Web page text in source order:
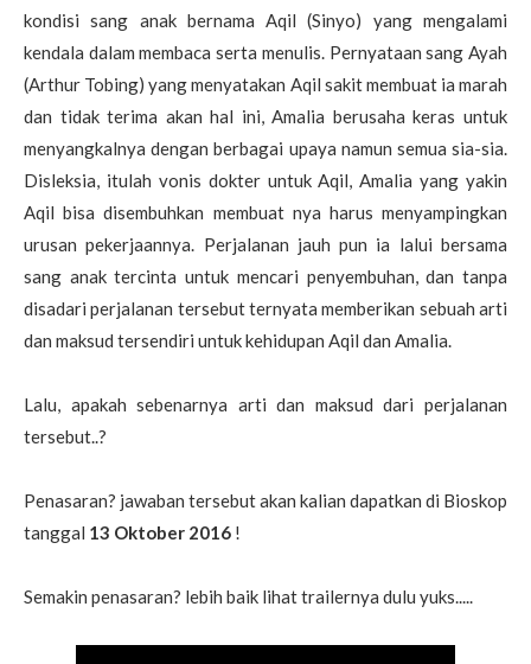
kondisi sang anak bernama Aqil (Sinyo) yang mengalami
kendala dalam membaca serta menulis. Pernyataan sang Ayah
(Arthur Tobing) yang menyatakan Aqil sakit membuat ia marah
dan tidak terima akan hal ini, Amalia berusaha keras untuk
menyangkalnya dengan berbagai upaya namun semua sia-sia.
Disleksia, itulah vonis dokter untuk Aqil, Amalia yang yakin
Aqil bisa disembuhkan membuat nya harus menyampingkan
urusan pekerjaannya. Perjalanan jauh pun ia lalui bersama
sang anak tercinta untuk mencari penyembuhan, dan tanpa
disadari perjalanan tersebut ternyata memberikan sebuah arti
dan maksud tersendiri untuk kehidupan Aqil dan Amalia.
Lalu, apakah sebenarnya arti dan maksud dari perjalanan
tersebut..?
Penasaran? jawaban tersebut akan kalian dapatkan di Bioskop
tanggal 13 Oktober 2016 !
Semakin penasaran? lebih baik lihat trailernya dulu yuks.....